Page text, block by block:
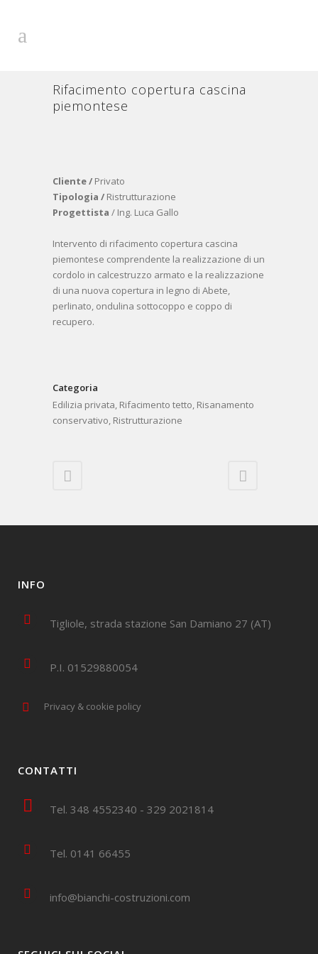
Rifacimento copertura cascina
piemontese
Cliente / Privato
Tipologia / Ristrutturazione
Progettista / Ing. Luca Gallo
Intervento di rifacimento copertura cascina
piemontese comprendente la realizzazione di un
cordolo in calcestruzzo armato e la realizzazione
di una nuova copertura in legno di Abete,
perlinato, ondulina sottocoppo e coppo di
recupero.
Categoria
Edilizia privata, Rifacimento tetto, Risanamento
conservativo, Ristrutturazione
INFO
Tigliole, strada stazione San Damiano 27 (AT)
P.I. 01529880054
Privacy & cookie policy
CONTATTI
Tel. 348 4552340 - 329 2021814
Tel. 0141 66455
info@bianchi-costruzioni.com